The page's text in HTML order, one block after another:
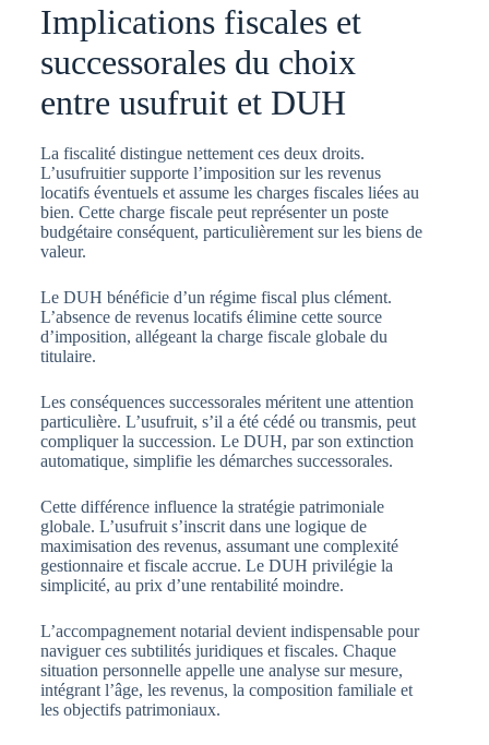
Implications fiscales et
successorales du choix
entre usufruit et DUH
La fiscalité distingue nettement ces deux droits.
L’usufruitier supporte l’imposition sur les revenus
locatifs éventuels et assume les charges fiscales liées au
bien. Cette charge fiscale peut représenter un poste
budgétaire conséquent, particulièrement sur les biens de
valeur.
Le DUH bénéficie d’un régime fiscal plus clément.
L’absence de revenus locatifs élimine cette source
d’imposition, allégeant la charge fiscale globale du
titulaire.
Les conséquences successorales méritent une attention
particulière. L’usufruit, s’il a été cédé ou transmis, peut
compliquer la succession. Le DUH, par son extinction
automatique, simplifie les démarches successorales.
Cette différence influence la stratégie patrimoniale
globale. L’usufruit s’inscrit dans une logique de
maximisation des revenus, assumant une complexité
gestionnaire et fiscale accrue. Le DUH privilégie la
simplicité, au prix d’une rentabilité moindre.
L’accompagnement notarial devient indispensable pour
naviguer ces subtilités juridiques et fiscales. Chaque
situation personnelle appelle une analyse sur mesure,
intégrant l’âge, les revenus, la composition familiale et
les objectifs patrimoniaux.